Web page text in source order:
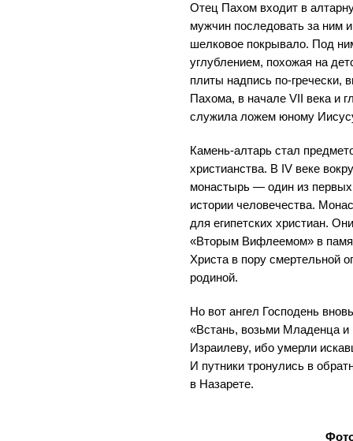
Отец Пахом входит в
мужчин последовать за ним
шелковое покрывало. Под
углублением, похожая на
плиты надпись по-гречески,
Пахома, в начале VII века и
служила ложем юному
Камень-алтарь стал
христианства. В IV веке
монастырь — один из
истории человечества.
для египетских христиан.
«Вторым Вифлеемом» в
Христа в пору смертельной
родиной.
Но вот ангел Господень
«Встань, возьми Младенца
Израилеву, ибо умерли
И путники тронулись в
в Назарете.